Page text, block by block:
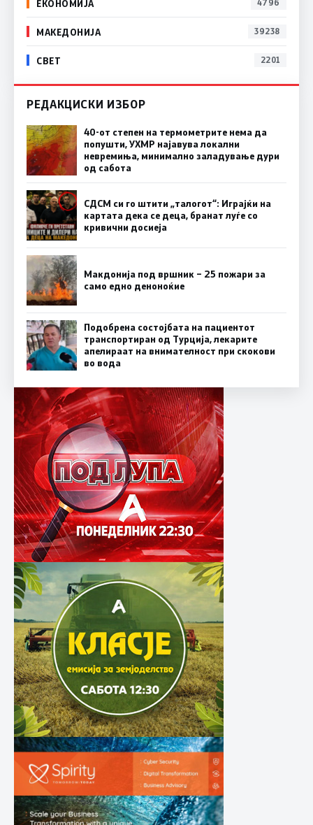
ЕКОНОМИЈА 4796
МАКЕДОНИЈА 39238
СВЕТ 2201
РЕДАКЦИСКИ ИЗБОР
40-от степен на термометрите нема да
попушти, УХМР најавува локални
невремиња, минимално заладување дури
од сабота
СДСМ си го штити „талогот“: Играјќи на
картата дека се деца, бранат луѓе со
кривични досиеја
Макдонија под вршник – 25 пожари за
само едно деноноќие
Подобрена состојбата на пациентот
транспортиран од Турција, лекарите
апелираат на внимателност при скокови
во вода